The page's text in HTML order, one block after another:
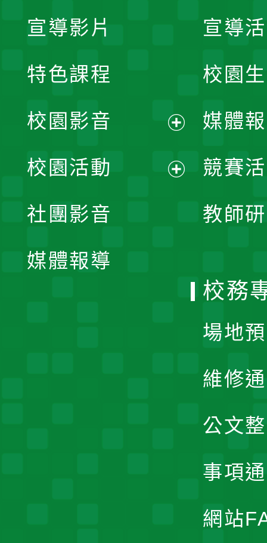
宣導
校園
媒體
競賽
教師
宣導影片
特色課程
校園影音
開
校園活動
社團影音
媒體報導
校務
場地
維修
公文
事項
網站